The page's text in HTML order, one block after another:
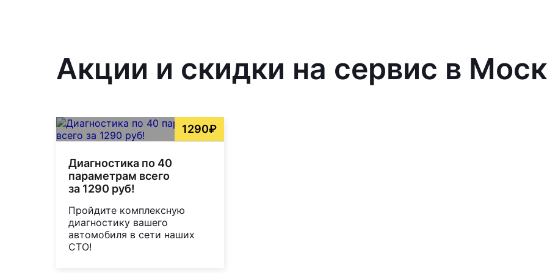
Акции и скидки на сервис в
1290₽
Диагностика по 40
параметрам всего
за 1290 руб!
Пройдите комплексную
диагностику вашего
автомобиля в сети наших
СТО!